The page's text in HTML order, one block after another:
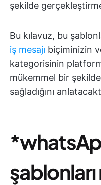
şekilde
Bu kılavuz, bu
iş mesajı biçiminizin
kategorisinin
mükemmel bir şekilde
sağladığını